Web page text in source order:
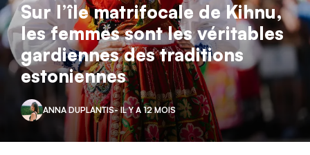
Sur l’île matrifocale de Kihnu,
les femmes sont les véritables
gardiennes des traditions
estoniennes
ANNA DUPLANTIS- IL Y A 12 MOIS